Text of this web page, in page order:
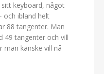
keyboard, något
och ibland helt
88 tangenter. Man
49 tangenter och vill
man kanske vill nå